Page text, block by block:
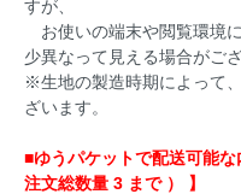
すが、
お使いの端末や閲覧環境
少異なって見える場合がご
※生地の製造時期によって
ざいます。
■ゆうパケットで配送可能
注文総数量 3 まで ） 】